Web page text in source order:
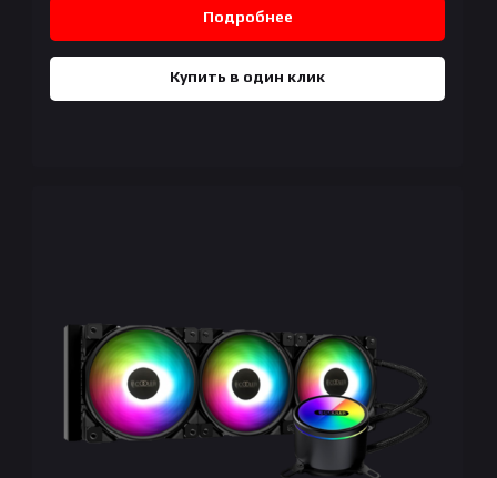
Подробнее
Купить в один клик